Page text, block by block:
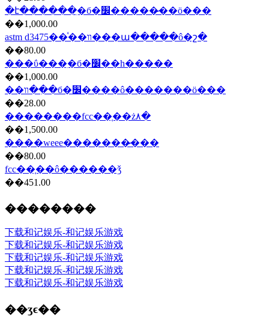
�է������ִ�б�׼�����̷��ö���
��1,000.00
astm d3475��ͯ��װ���ա�����ô�շ�
��80.00
���ΰ���ִ�б�׼��һ�����
��1,000.00
��װ��ִ�б�׼����ô�������ö���
��28.00
��������fcc��֤��ż۸�
��1,500.00
����weee�������̷���
��80.00
fcc��֤��ô������ǯ
��451.00
��������
下载和记娱乐-和记娱乐游戏
下载和记娱乐-和记娱乐游戏
下载和记娱乐-和记娱乐游戏
下载和记娱乐-和记娱乐游戏
下载和记娱乐-和记娱乐游戏
��ʒϵ��